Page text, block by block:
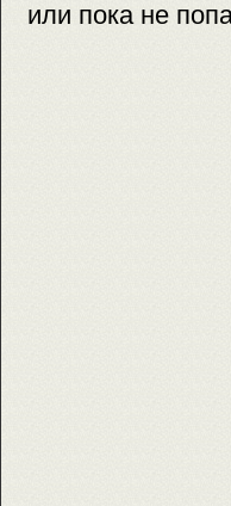
или пока не